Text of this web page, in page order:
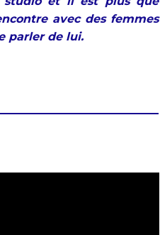
avec des femmes
parler de lui.